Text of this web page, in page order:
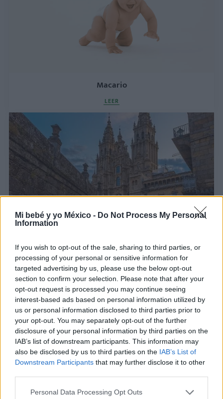
Mi bebé y yo México - Do Not Process My Personal
Information
If you wish to opt-out of the sale, sharing to third parties, or
processing of your personal or sensitive information for
targeted advertising by us, please use the below opt-out
section to confirm your selection. Please note that after your
opt-out request is processed you may continue seeing
interest-based ads based on personal information utilized by
us or personal information disclosed to third parties prior to
your opt-out. You may separately opt-out of the further
disclosure of your personal information by third parties on the
IAB’s list of downstream participants. This information may
also be disclosed by us to third parties on the IAB’s List of
Downstream Participants that may further disclose it to other
Personal Data Processing Opt Outs
Macario
LEER
Nombres gallegos de niño: ¡50 para elegir!
LEER
Nombres vascos de niño: ¡elige entre 100
nombres de niño en vasco!